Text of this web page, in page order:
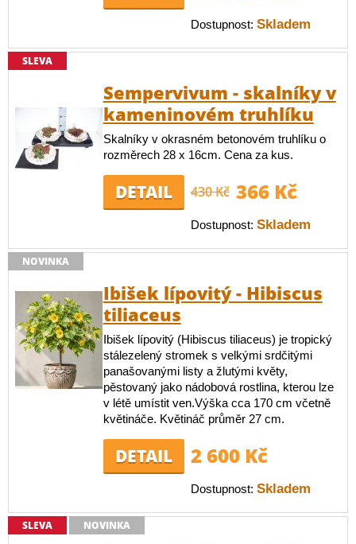
Dostupnost: Skladem
SLEVA
Sempervivum - skalníky v
kameninovém truhlíku
Skalníky v okrasném betonovém truhlíku o
rozměrech 28 x 16cm. Cena za kus.
DETAIL 430 Kč 366 Kč
Dostupnost: Skladem
NOVINKA
Ibišek lípovitý - Hibiscus
tiliaceus
Ibišek lípovitý (Hibiscus tiliaceus) je tropický
stálezelený stromek s velkými srdčitými
panašovanými listy a žlutými květy,
pěstovaný jako nádobová rostlina, kterou lze
v létě umístit ven.Výška cca 170 cm včetně
květináče. Květináč průměr 27 cm.
DETAIL 2 600 Kč
Dostupnost: Skladem
SLEVA NOVINKA